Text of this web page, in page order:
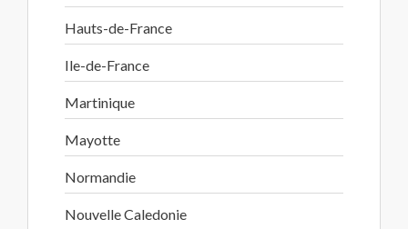
Hauts-de-France
Ile-de-France
Martinique
Mayotte
Normandie
Nouvelle Caledonie